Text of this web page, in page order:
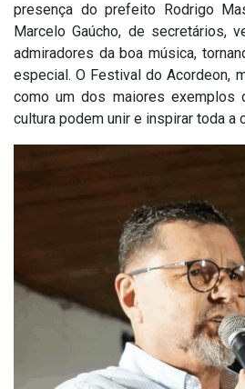
presença do prefeito Rodrigo
Marcelo Gaúcho, de secretários,
admiradores da boa música,
especial. O Festival do Acordeon,
como um dos maiores exemplos
cultura podem unir e inspirar toda a